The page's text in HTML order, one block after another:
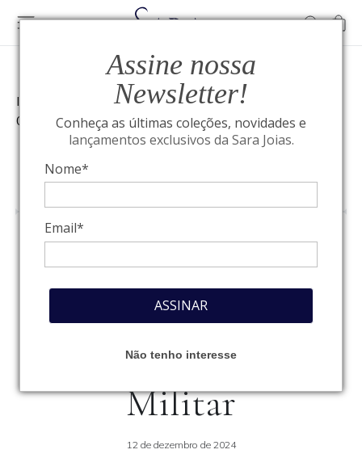
Assine nossa
Newsletter!
Conheça as últimas coleções, novidades e
lançamentos exclusivos da Sara Joias.
Nome*
Email*
ASSINAR
Não tenho interesse
Início
TUDOR Pelagos FXD GMT M2542G247NU-
0002: Precisão e Tradição Militar
TUDOR
TUDOR Pelagos
FXD GMT
M2542G247NU-0002:
Precisão e Tradição
Militar
12 de dezembro de 2024